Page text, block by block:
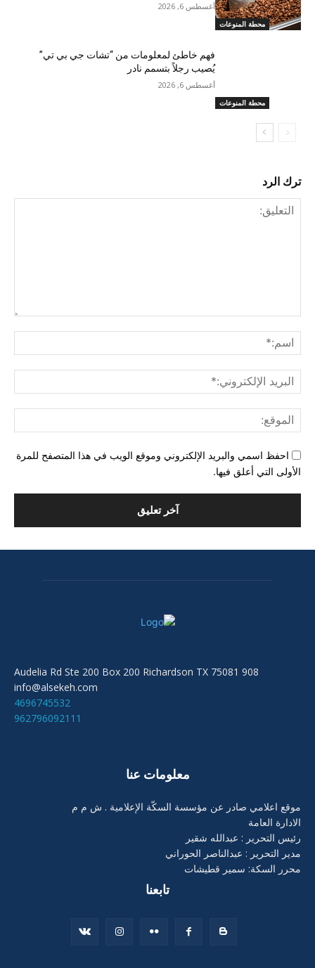
محطة المنوعات
أغسطس 6, 2026
محطة المنوعات
فهم خاطئ لمعلومات من “تشات جي بي تي”
يُصيب رجلاً بتسمم نادر
أغسطس 6, 2026
ترك الرد
احفظ اسمي والبريد الإلكتروني وموقع الويب في هذا المتصفح للمرة
الأولى التي أعلق فيها.
908 Audelia Rd Ste 200 Box 200 Richardson TX 75081
info@alsekeh.com
4696745532
962796092111
معلومات عنا
موقع اعلامي صادر عن مؤسسة السكّة الإعلامية . ش م م
الادارة العامة
رئيس التحرير : عبدالله شقير
مدير التحرير : عبدالناصر الحوراني
محرر السكة: سمير قطيشات
تابعنا